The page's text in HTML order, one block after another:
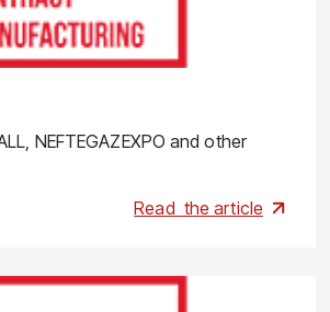
NEFTEGAZEXPO and other
Read the article